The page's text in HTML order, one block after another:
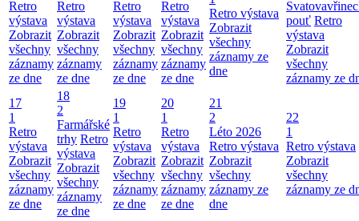
Retro
výstava
Zobrazit
všechny
záznamy
ze dne
Retro
výstava
Zobrazit
všechny
záznamy
ze dne
Retro
výstava
Zobrazit
všechny
záznamy
ze dne
Retro
výstava
Zobrazit
všechny
záznamy
ze dne
Retro výstava
Zobrazit
všechny
záznamy ze
dne
pouť Retro
výstava
Zobrazit
všechny
záznamy ze
17
1
Retro
výstava
Zobrazit
všechny
záznamy
ze dne
18
2
Farmářské
trhy Retro
výstava
Zobrazit
všechny
záznamy
ze dne
19
1
Retro
výstava
Zobrazit
všechny
záznamy
ze dne
20
1
Retro
výstava
Zobrazit
všechny
záznamy
ze dne
21
2
Léto 2026
Retro výstava
Zobrazit
všechny
záznamy ze
dne
22
1
Retro výstava
Zobrazit
všechny
záznamy ze